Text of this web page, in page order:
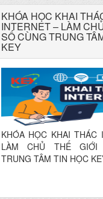
PowerPoint và kỹ năng
tảng.
KHÓA HỌC KHAI
INTERNET – LÀM
SỐ CÙNG TRUNG
KEY
KHÓA HỌC KHAI THÁC
LÀM CHỦ THẾ GIỚI
TRUNG TÂM TIN HỌC